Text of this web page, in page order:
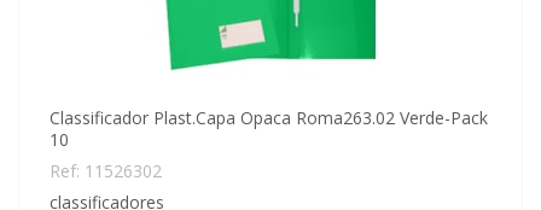
Classificador Plast.Capa Opaca Roma263.02 Verde-Pack
10
Ref: 11526302
classificadores